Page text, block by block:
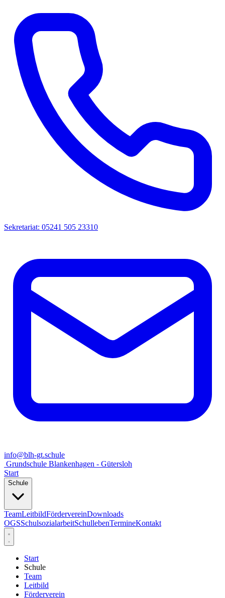
Sekretariat: 05241 505 23310
info@blh-gt.schule
Grundschule Blankenhagen - Gütersloh
Start
Schule
TeamLeitbildFördervereinDownloads
OGSSchulsozialarbeitSchullebenTermineKontakt
Start
Schule
Team
Leitbild
Förderverein